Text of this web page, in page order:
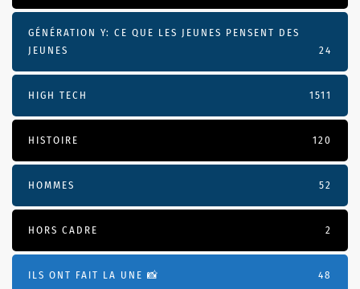
GÉNÉRATION Y: CE QUE LES JEUNES PENSENT DES
JEUNES
24
HIGH TECH 1511
HISTOIRE 120
HOMMES 52
HORS CADRE 2
ILS ONT FAIT LA UNE 📸 48